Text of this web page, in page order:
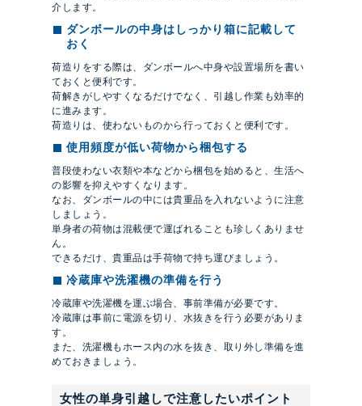
介します。
ダンボールの中身はしっかり箱に記載して
おく
荷造りをする際は、ダンボールへ中身や設置場所を書い
ておくと便利です。
荷解きがしやすくなるだけでなく、引越し作業も効率的
に進みます。
荷造りは、使わないものから行っておくと便利です。
使用頻度が低い荷物から梱包する
普段使わない衣類や本などから梱包を始めると、生活へ
の影響を抑えやすくなります。
なお、ダンボールの中には貴重品を入れないように注意
しましょう。
単身者の荷物は混載便で運ばれることも珍しくありませ
ん。
できるだけ、貴重品は手荷物で持ち運びましょう。
冷蔵庫や洗濯機の準備を行う
冷蔵庫や洗濯機を運ぶ場合、事前準備が必要です。
冷蔵庫は事前に電源を切り、水抜きを行う必要がありま
す。
また、洗濯機もホース内の水を抜き、取り外し準備を進
めておきましょう。
女性の単身引越しで注意したいポイント